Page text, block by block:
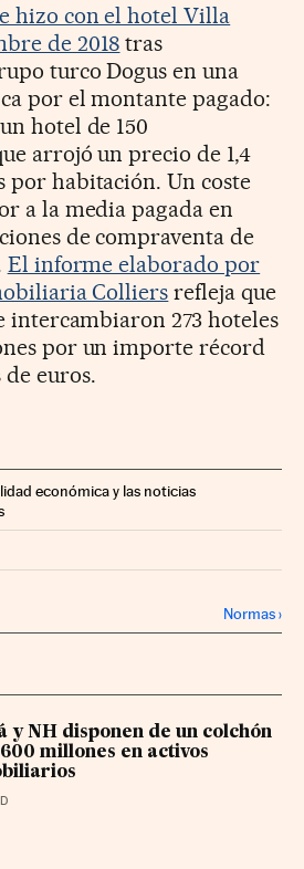
hizo con el hotel Villa
de 2018 tras
turco Dogus en una
por el montante pagado:
hotel de 150
arrojó un precio de 1,4
por habitación. Un coste
a la media pagada en
de compraventa de
El informe elaborado por
Colliers refleja que
intercambiaron 273 hoteles
por un importe récord
euros.
económica y las noticias
en Facebook
Días en Twitter
Normas›
y NH disponen de un colchón
millones en activos